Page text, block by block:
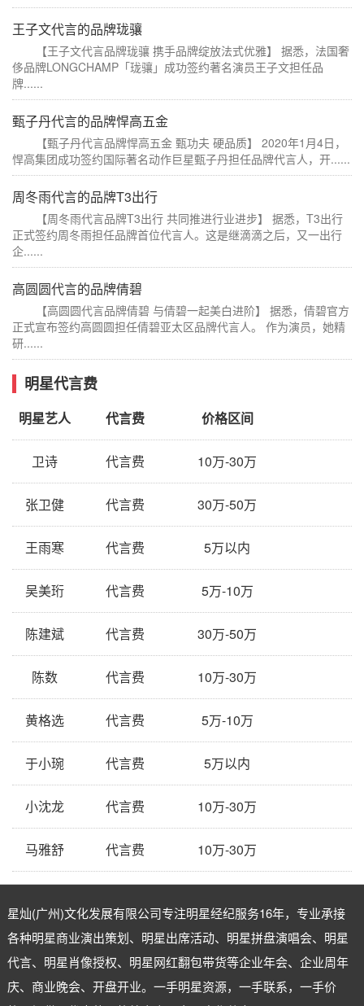
王子文代言的品牌珑骧
【王子文代言品牌珑骧 携手品牌绽放法式优雅】 据悉，法国奢
侈品牌LONGCHAMP「珑骧」成功签约著名演员王子文担任品
牌......
甄子丹代言的品牌悍高五金
【甄子丹代言品牌悍高五金 甄功夫 硬品质】 2020年1月4日，
悍高集团成功签约国际著名动作巨星甄子丹担任品牌代言人，开......
周冬雨代言的品牌T3出行
【周冬雨代言品牌T3出行 共同推进行业进步】 据悉，T3出行
正式签约周冬雨担任品牌首位代言人。这是继滴滴之后，又一出行
企......
高圆圆代言的品牌倩碧
【高圆圆代言品牌倩碧 与倩碧一起美白进阶】 据悉，倩碧官方
正式宣布签约高圆圆担任倩碧亚太区品牌代言人。 作为演员，她精
研......
明星代言费
明星艺人 代言费 价格区间
卫诗 代言费 10万-30万
张卫健 代言费 30万-50万
王雨寒 代言费 5万以内
吴美珩 代言费 5万-10万
陈建斌 代言费 30万-50万
陈数 代言费 10万-30万
黄格选 代言费 5万-10万
于小琬 代言费 5万以内
小沈龙 代言费 10万-30万
马雅舒 代言费 10万-30万
星灿(广州)文化发展有限公司专注明星经纪服务16年，专业承接
各种明星商业演出策划、明星出席活动、明星拼盘演唱会、明星
代言、明星肖像授权、明星网红翻包带货等企业年会、企业周年
庆、商业晚会、开盘开业。一手明星资源，一手联系，一手价